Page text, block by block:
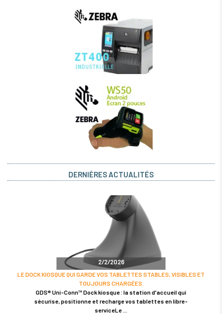
DERNIÈRES ACTUALITÉS
2/2/2026
LE DOCK KIOSQUE QUI GARDE VOS TABLETTES STABLES, VISIBLES ET
TOUJOURS CHARGÉES.
GDS® Uni-Conn™ Dock kiosque : la station d'accueil qui
sécurise, positionne et recharge vos tablettes en libre-
serviceLe